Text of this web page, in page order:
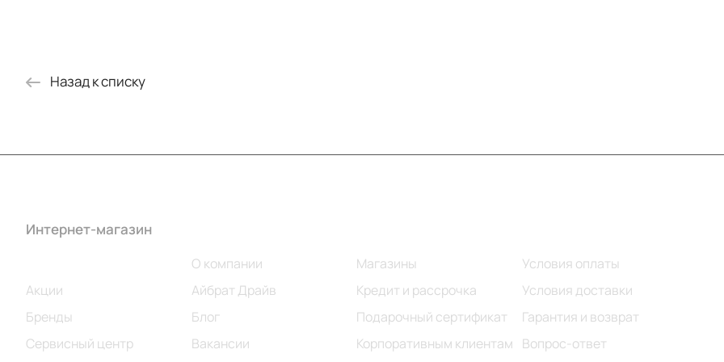
Назад к списку
Интернет-магазин
Акции
Бренды
Сервисный центр
О компании
Айбрат Драйв
Блог
Вакансии
Магазины
Кредит и рассрочка
Подарочный сертификат
Корпоративным клиентам
Условия оплаты
Условия доставки
Гарантия и возврат
Вопрос-ответ